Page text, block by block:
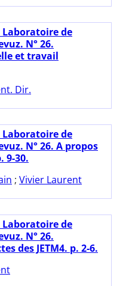
Laboratoire de
N° 26.
et travail
Dir.
Laboratoire de
N° 26. A propos
9-30.
; Vivier Laurent
Laboratoire de
N° 26.
des JETM4. p. 2-6.